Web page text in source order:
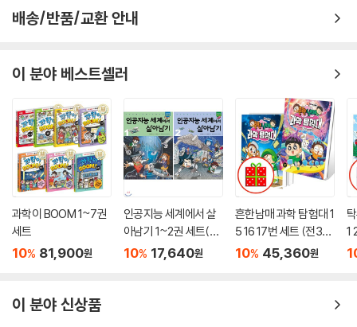
배송/반품/교환 안내
이 분야 베스트셀러
과학이 BOOM 1~7권
세트
10% 81,900원
인공지능 세계에서 살
아남기 1~2권 세트(노
트 증정)
10% 17,640원
흔한남매 과학 탐험대 1
5 16 17번 세트 (전3
권)
10% 45,360원
1
이 분야 신상품